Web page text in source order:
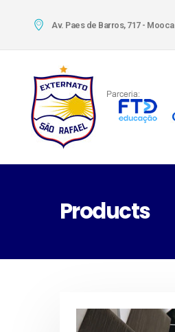
Av. Paes de Barros, 717 - Mooca
Products